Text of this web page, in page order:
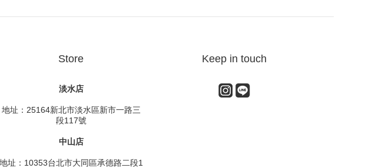
Store
淡水店
地址：25164新北市淡水區新市一路三
段117號
中山店
地址：10353台北市大同區承德路二段1
Keep in touch